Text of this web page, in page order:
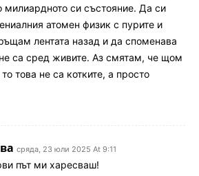
милиардното си състояние. Да си
атомен физик с пурите и
лентата назад и да споменава
са сред живите. Аз смятам, че щом
това не са котките, а просто
сряда, 23 юли 2025 At 9:11
път ми харесваш!